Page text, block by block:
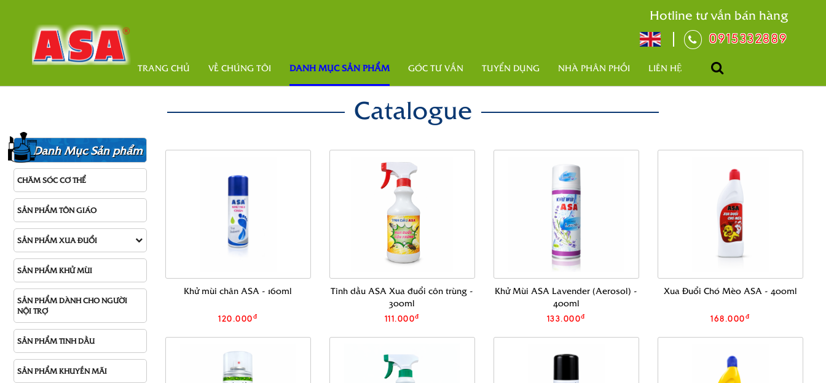
Hotline tư vấn bán hàng
0915332889
TRANG CHỦ VỀ CHÚNG TÔI DANH MỤC SẢN PHẨM GÓC TƯ VẤN TUYỂN DỤNG NHÀ PHÂN PHỐI LIÊN HỆ
Catalogue
Danh Mục Sản phẩm
CHĂM SÓC CƠ THỂ
SẢN PHẨM TÔN GIÁO
SẢN PHẨM XUA ĐUỔI
SẢN PHẨM KHỬ MÙI
SẢN PHẨM DÀNH CHO NGƯỜI
NỘI TRỢ
SẢN PHẨM TINH DẦU
SẢN PHẨM KHUYẾN MÃI
Khử mùi chân ASA - 160ml
120.000đ
Tinh dầu ASA Xua đuổi côn trùng -
300ml
111.000đ
Khử Mùi ASA Lavender (Aerosol) -
400ml
133.000đ
Xua Đuổi Chó Mèo ASA - 400ml
168.000đ